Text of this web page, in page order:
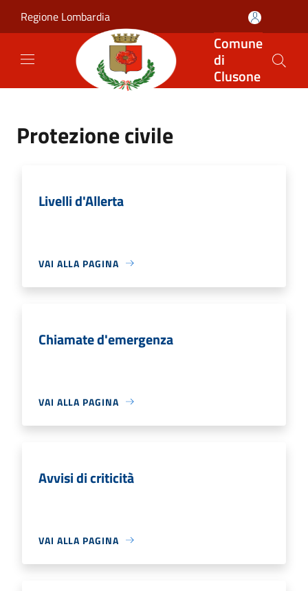
Regione Lombardia
Comune
di
Clusone
Protezione civile
Livelli d'Allerta
VAI ALLA PAGINA
Chiamate d'emergenza
VAI ALLA PAGINA
Avvisi di criticità
VAI ALLA PAGINA